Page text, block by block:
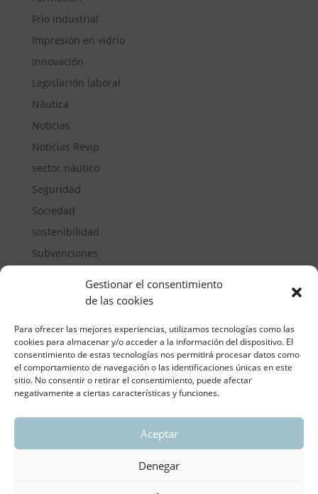
Gestionar el consentimiento
de las cookies
Para ofrecer las mejores experiencias, utilizamos tecnologías como las
cookies para almacenar y/o acceder a la información del dispositivo. El
consentimiento de estas tecnologías nos permitirá procesar datos como
el comportamiento de navegación o las identificaciones únicas en este
sitio. No consentir o retirar el consentimiento, puede afectar
negativamente a ciertas características y funciones.
Aceptar
Denegar
Frío Industrial
Impresión en vidrio
Innovación
Legislación laboral
Náutica
Noticias
Noticias Revip
sector náutico
Seguridad
Sociedad
sostenibilidad
Subvenciones
ASOCIACIÓN REGIONAL VALENCIANA DE
Aviso legal y política de privacidad